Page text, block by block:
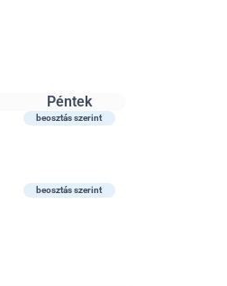
Péntek
beosztás szerint
beosztás szerint